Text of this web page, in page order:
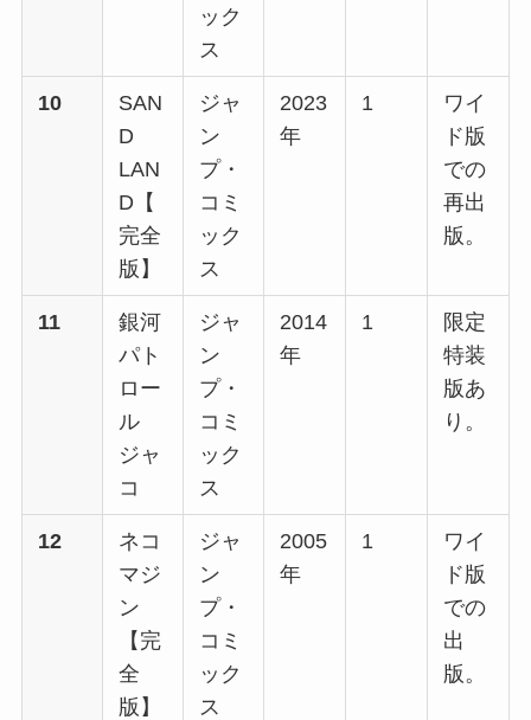
ック
ス
10
SAN
D
LAN
D【
完全
版】
ジャ
ン
プ・
コミ
ック
ス
2023
年
1
ワイ
ド版
での
再出
版。
11
銀河
パト
ロー
ル
ジャ
コ
ジャ
ン
プ・
コミ
ック
ス
2014
年
1
限定
特装
版あ
り。
12
ネコ
マジ
ン
【完
全
版】
ジャ
ン
プ・
コミ
ック
ス
2005
年
1
ワイ
ド版
での
出
版。